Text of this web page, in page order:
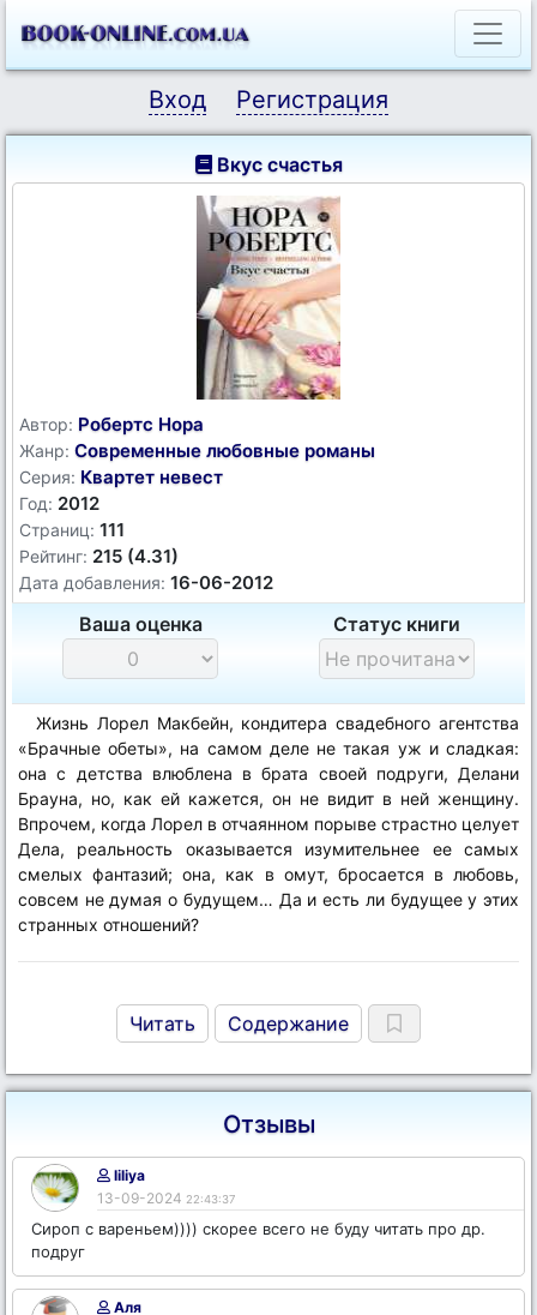
Вход Регистрация
Вкус счастья
Автор: Робертс Нора
Жанр: Современные любовные романы
Серия: Квартет невест
Год: 2012
Страниц: 111
Рейтинг: 215 (4.31)
Дата добавления: 16-06-2012
Ваша оценка Статус книги
Жизнь Лорел Макбейн, кондитера свадебного агентства
«Брачные обеты», на самом деле не такая уж и сладкая:
она с детства влюблена в брата своей подруги, Делани
Брауна, но, как ей кажется, он не видит в ней женщину.
Впрочем, когда Лорел в отчаянном порыве страстно целует
Дела, реальность оказывается изумительнее ее самых
смелых фантазий; она, как в омут, бросается в любовь,
совсем не думая о будущем… Да и есть ли будущее у этих
странных отношений?
Читать Содержание
Отзывы
liliya
13-09-2024 22:43:37
Сироп с вареньем)))) скорее всего не буду читать про др.
подруг
Аля